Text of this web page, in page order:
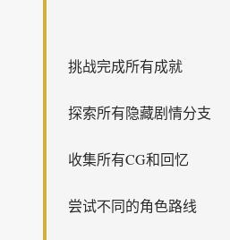
挑战完成所有成就
探索所有隐藏剧情分支
收集所有CG和回忆
尝试不同的角色路线